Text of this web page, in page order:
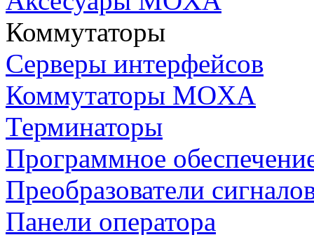
Коммутаторы
Серверы интерфейсов
Коммутаторы MOXA
Терминаторы
Программное
Преобразователи
Панели оператора